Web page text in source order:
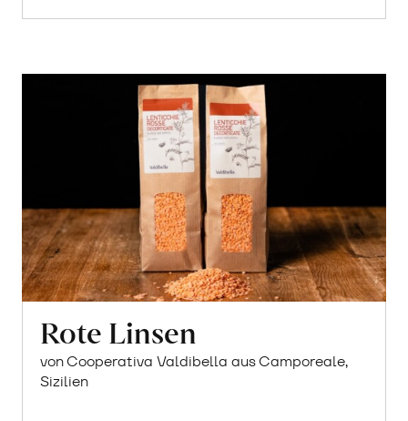
Rote Linsen
von Cooperativa Valdibella aus Camporeale,
Sizilien